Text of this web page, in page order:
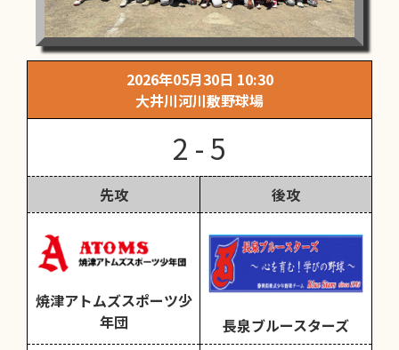
2026年05月30日 10:30
大井川河川敷野球場
2 - 5
先攻 後攻
焼津アトムズスポーツ少
年団
長泉ブルースターズ